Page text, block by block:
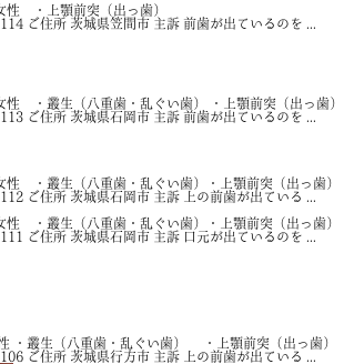
・上顎前突（出っ歯）
ご住所 茨城県笠間市 主訴 前歯が出ているのを ...
・叢生（八重歯・乱ぐい歯） ・上顎前突（出っ歯）
ご住所 茨城県石岡市 主訴 前歯が出ているのを ...
・叢生（八重歯・乱ぐい歯）・上顎前突（出っ歯）
ご住所 茨城県石岡市 主訴 上の前歯が出ている ...
性 ・叢生（八重歯・乱ぐい歯）・上顎前突（出っ歯）
ご住所 茨城県石岡市 主訴 口元が出ているのを ...
・叢生（八重歯・乱ぐい歯） ・上顎前突（出っ歯）
ご住所 茨城県行方市 主訴 上の前歯が出ている ...